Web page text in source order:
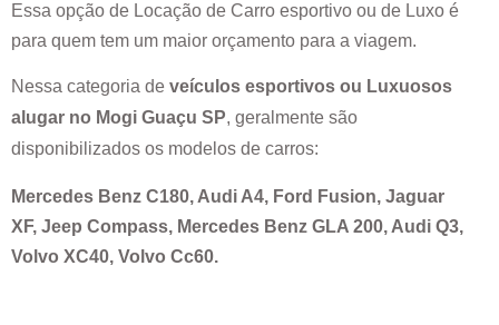
Essa opção de Locação de Carro esportivo ou de Luxo é
para quem tem um maior orçamento para a viagem.
Nessa categoria de veículos esportivos ou Luxuosos
alugar no Mogi Guaçu SP, geralmente são
disponibilizados os modelos de carros:
Mercedes Benz C180, Audi A4, Ford Fusion, Jaguar
XF, Jeep Compass, Mercedes Benz GLA 200, Audi Q3,
Volvo XC40, Volvo Cc60.